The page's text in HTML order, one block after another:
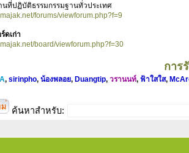
นที่ปฏิบัติธรรมกรรมฐานทั่วประเทศ
forums/viewforum.php?f=9
ดเก่า
board/viewforum.php?f=30
การ
, sirinpho, น้องพลอย, Duangtip, วรานนท์, ฟ้าใสใส,
ค้นหาสำหรับ: